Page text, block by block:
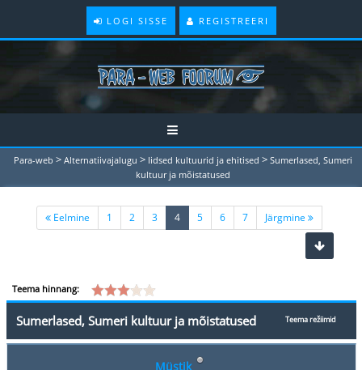
LOGI SISSE REGISTREERI
Para-web > Alternatiivajalugu > Iidsed kultuurid ja ehitised > Sumerlased, Sumeri
kultuur ja mõistatused
Eelmine 1 2 3 4(current)
5 6 7 Järgmine
Teema hinnang:
Teema režiimid
Sumerlased, Sumeri kultuur ja mõistatused
Müstik